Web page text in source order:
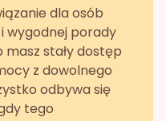
dla osób
wygodnej porady
masz stały dostęp
z dowolnego
odbywa się
tego